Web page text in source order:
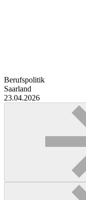
Berufspolitik
Saarland
23.04.2026